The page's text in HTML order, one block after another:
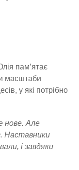
пам’ятає
масштаби
у які потрібно
нове. Але
Наставники
і завдяки